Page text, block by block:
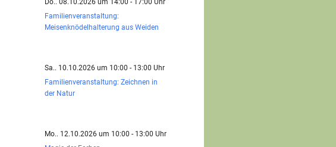
Do.. 08.10.2026 um 14:00 - 17:00 Uhr
Familienveranstaltung:
Meisenknödelhalterung aus Weiden
Sa.. 10.10.2026 um 10:00 - 13:00 Uhr
Familienveranstaltung: Zeichnen in
der Natur
Mo.. 12.10.2026 um 10:00 - 13:00 Uhr